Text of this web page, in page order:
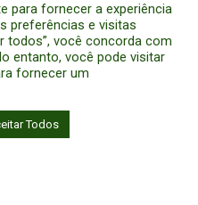
á
para fornecer a experiência
preferências e visitas
todos”, você concorda com
entanto, você pode visitar
fornecer um
Todos